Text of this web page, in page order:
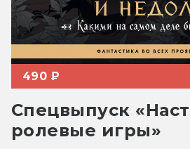
490 ₽
Спецвыпуск
ролевые игры»